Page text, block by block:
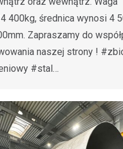
400kg, średnica wynosi 4
Zapraszamy do
naszej strony !
#stal…